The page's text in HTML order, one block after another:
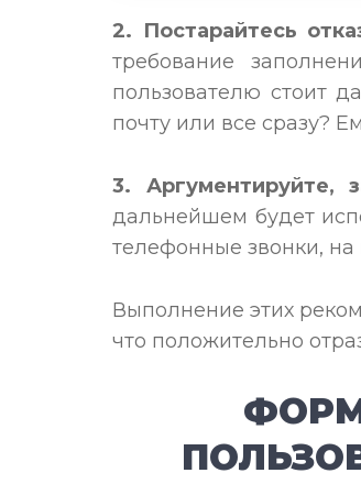
2. Постарайтесь
требование
пользователю стоит
почту или все сразу?
3. Аргументируйте,
дальнейшем будет
телефонные звонки, на
Выполнение этих
что положительно